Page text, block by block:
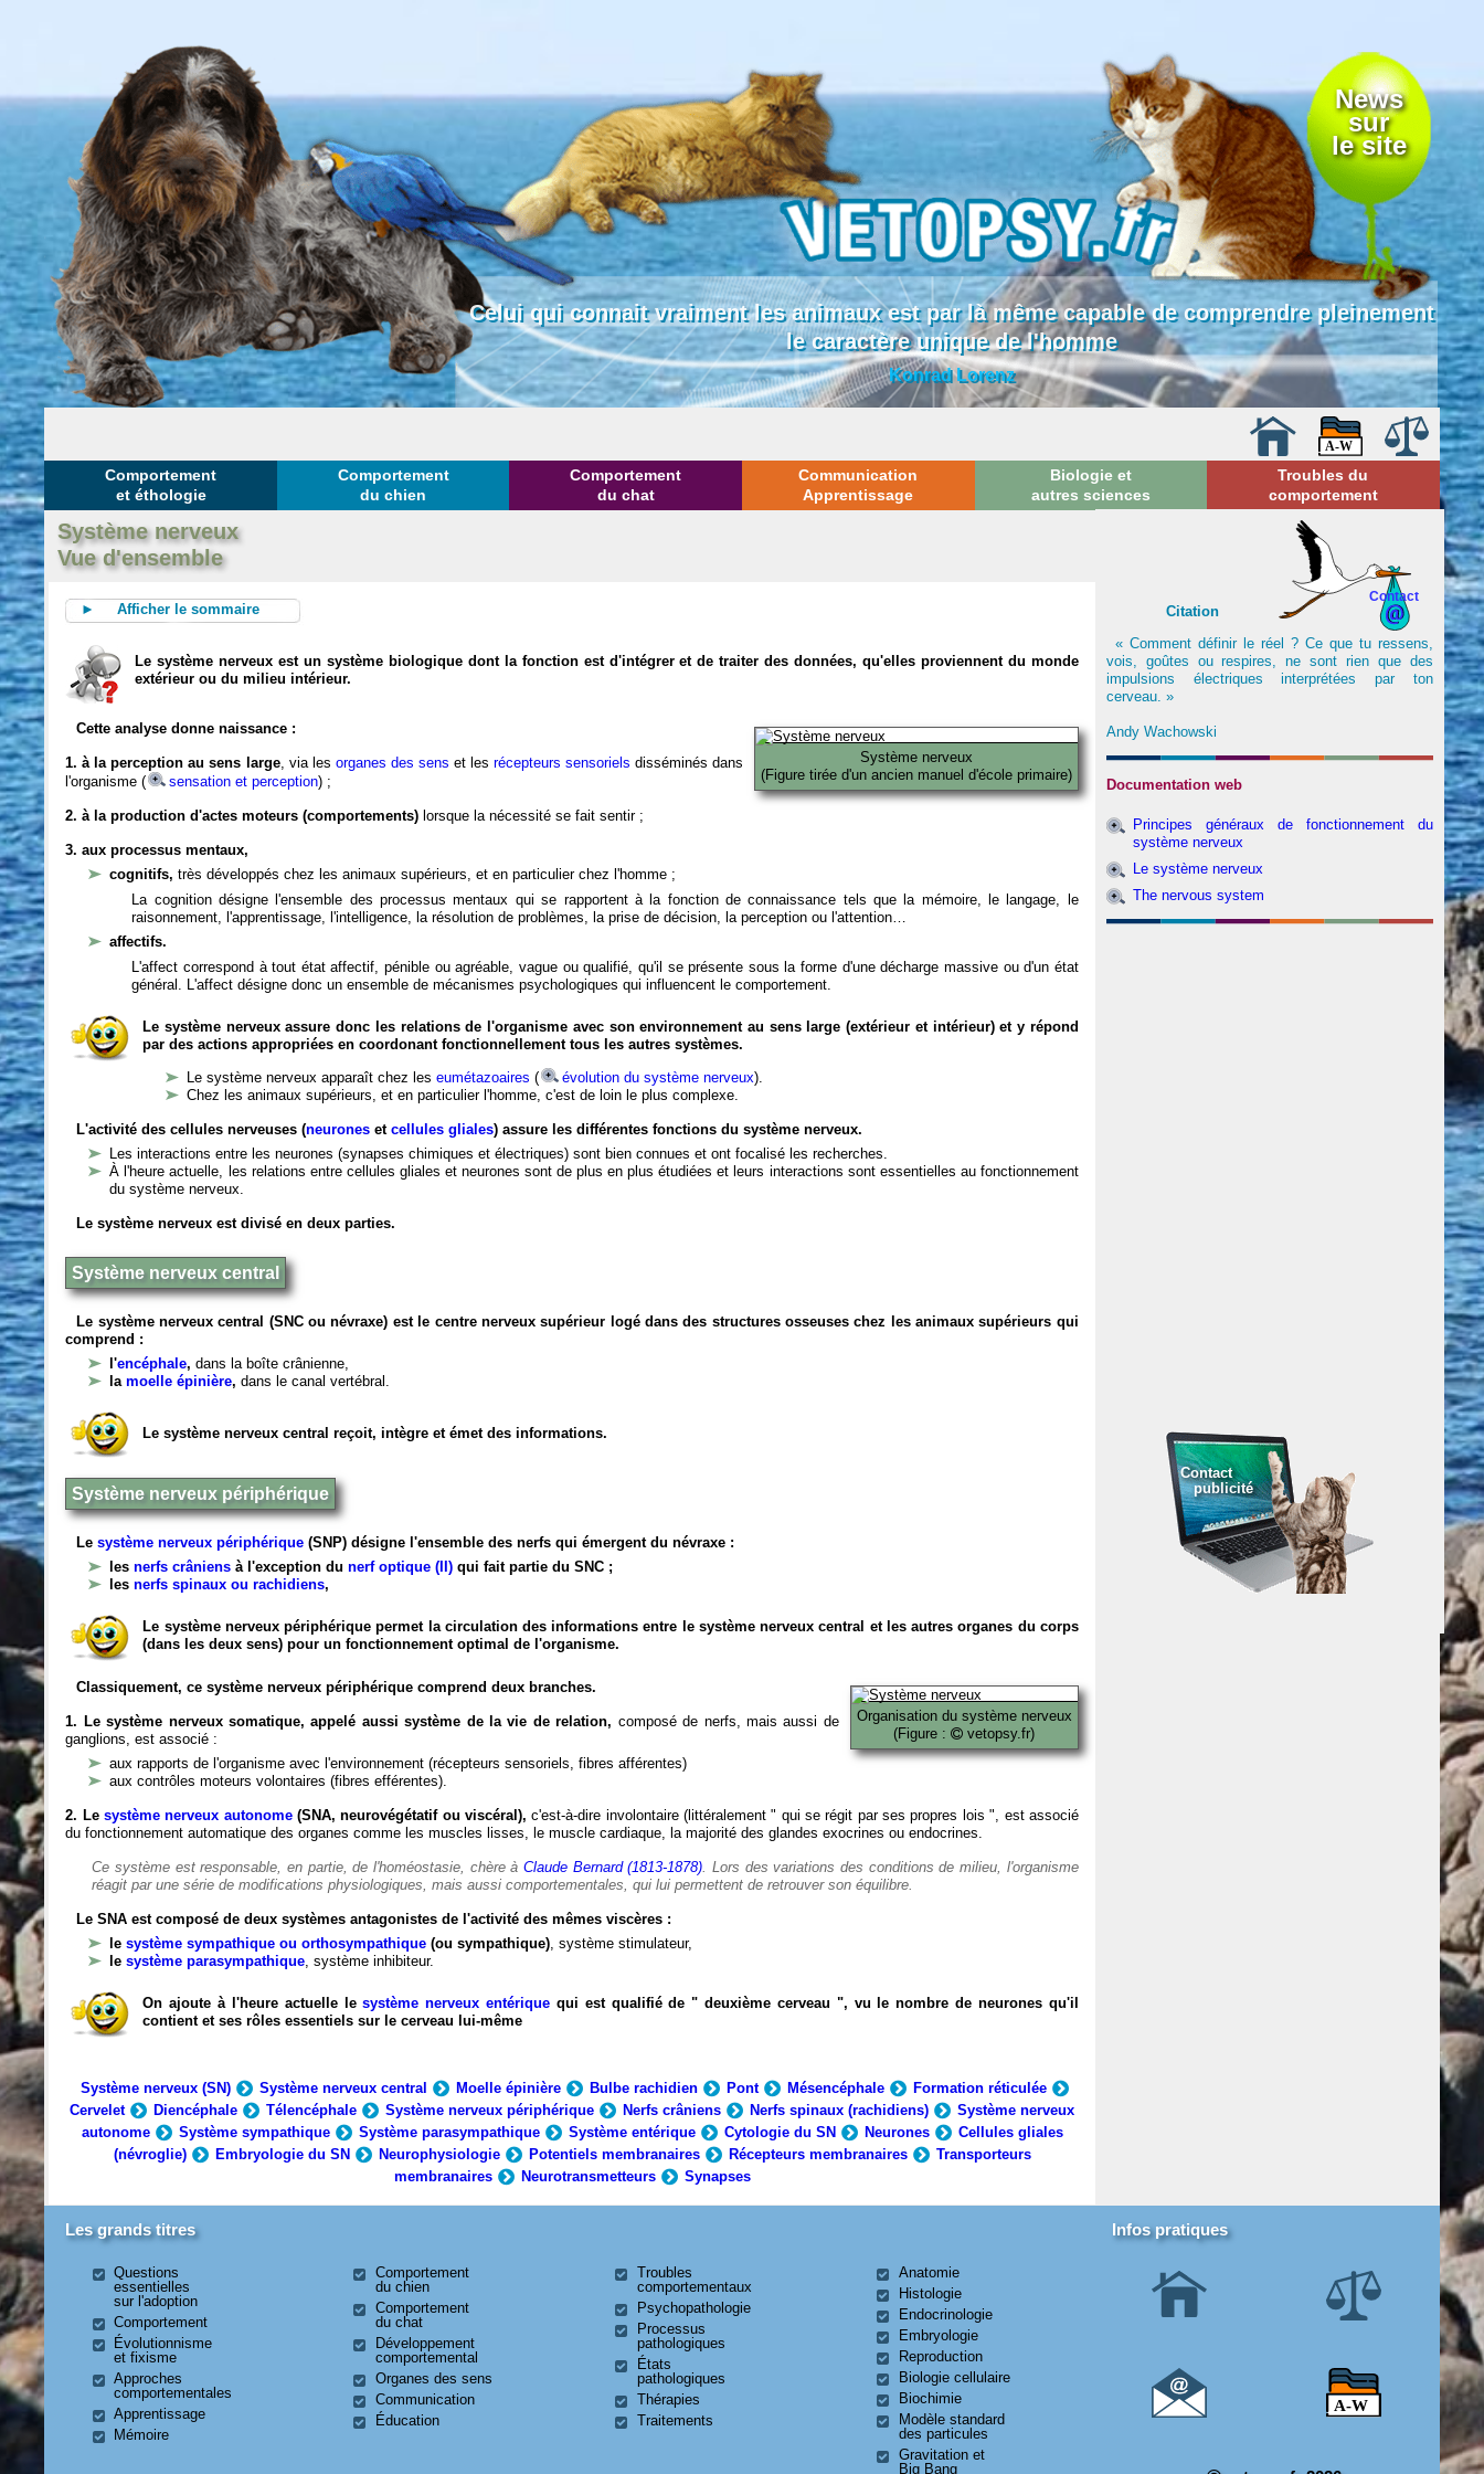
News
sur
le site
Celui qui connait vraiment les animaux est par là même capable de comprendre pleinement
le caractère unique de l'homme
Konrad Lorenz
Comportement
et éthologie
Comportement
du chien
Comportement
du chat
Communication
Apprentissage
Biologie et
autres sciences
Troubles du
comportement
Système nerveux
Vue d'ensemble
► Afficher le sommaire
Le système nerveux est un système biologique dont la fonction est d'intégrer et de traiter des données, qu'elles proviennent du monde
extérieur ou du milieu intérieur.
Système nerveux
(Figure tirée d'un ancien manuel d'école primaire)
Cette analyse donne naissance :
1. à la perception au sens large, via les organes des sens et les récepteurs sensoriels disséminés dans
l'organisme (
sensation et perception) ;
2. à la production d'actes moteurs (comportements) lorsque la nécessité se fait sentir ;
3. aux processus mentaux,
cognitifs,très développés chez les animaux supérieurs, et en particulier chez l'homme ;
La cognition désigne l'ensemble des processus mentaux qui se rapportent à la fonction de connaissance tels que la mémoire, le langage, le
raisonnement, l'apprentissage, l'intelligence, la résolution de problèmes, la prise de décision, la perception ou l'attention…
affectifs.
L'affect correspond à tout état affectif, pénible ou agréable, vague ou qualifié, qu'il se présente sous la forme d'une décharge massive ou d'un état
général. L'affect désigne donc un ensemble de mécanismes psychologiques qui influencent le comportement.
Le système nerveux assure donc les relations de l'organisme avec son environnement au sens large (extérieur et intérieur) et y répond
par des actions appropriées en coordonant fonctionnellement tous les autres systèmes.
Le système nerveux apparaît chez leseumétazoaires ( évolution du système nerveux).
Chez les animaux supérieurs, et en particulier l'homme, c'est de loin le plus complexe.
L'activité des cellules nerveuses (neurones etcellules gliales) assure les différentes fonctions du système nerveux.
Les interactions entre les neurones (synapses chimiques et électriques) sont bien connues et ont focalisé les recherches.
À l'heure actuelle, les relations entre cellules gliales et neurones sont de plus en plus étudiées et leurs interactions sont essentielles au fonctionnement
du système nerveux.
Le système nerveux est divisé en deux parties.
Système nerveux central
Le système nerveux central (SNC ou névraxe) est le centre nerveux supérieur logé dans des structures osseuses chez les animaux supérieurs qui
comprend :
l'encéphale,dans la boîte crânienne,
lamoelle épinière,dans le canal vertébral.
Le système nerveux central reçoit, intègre et émet des informations.
Système nerveux périphérique
Lesystème nerveux périphérique (SNP) désigne l'ensemble des nerfs qui émergent du névraxe :
lesnerfs crâniens à l'exception du nerf optique (II) qui fait partie du SNC ;
lesnerfs spinaux ou rachidiens,
Le système nerveux périphérique permet la circulation des informations entre le système nerveux central et les autres organes du corps
(dans les deux sens) pour un fonctionnement optimal de l'organisme.
Organisation du système nerveux
(Figure :
vetopsy.fr)
Classiquement, ce système nerveux périphérique comprend deux branches.
1. Le système nerveux somatique, appelé aussi système de la vie de relation, composé de nerfs, mais aussi de
ganglions, est associé :
aux rapports de l'organisme avec l'environnement (récepteurs sensoriels, fibres afférentes)
aux contrôles moteurs volontaires (fibres efférentes).
2. Le système nerveux autonome(SNA, neurovégétatif ou viscéral), c'est-à-dire involontaire (littéralement " qui se régit par ses propres lois ", est associé
du fonctionnement automatique des organes comme les muscles lisses, le muscle cardiaque, la majorité des glandes exocrines ou endocrines.
Ce système est responsable, en partie, de l'homéostasie, chère àClaude Bernard (1813-1878). Lors des variations des conditions de milieu, l'organisme
réagit par une série de modifications physiologiques, mais aussi comportementales, qui lui permettent de retrouver son équilibre.
Le SNA est composé de deux systèmes antagonistes de l'activité des mêmes viscères :
lesystème sympathique ou orthosympathique (ou sympathique), système stimulateur,
lesystème parasympathique, système inhibiteur.
On ajoute à l'heure actuelle lesystème nerveux entérique qui est qualifié de " deuxième cerveau ", vu le nombre de neurones qu'il
contient et ses rôles essentiels sur le cerveau lui-même
Système nerveux (SN) Système nerveux central Moelle épinière Bulbe rachidien Pont Mésencéphale
Formation réticulée
Cervelet
Diencéphale Télencéphale Système nerveux périphérique Nerfs crâniens Nerfs spinaux (rachidiens)
Système nerveux
autonome
Système sympathique Système parasympathique Système entérique Cytologie du SN Neurones
Cellules gliales
(névroglie)
Embryologie du SN Neurophysiologie Potentiels membranaires Récepteurs membranaires
Transporteurs
membranaires
Neurotransmetteurs Synapses
Contact
Citation
« Comment définir le réel ? Ce que tu ressens,
vois, goûtes ou respires, ne sont rien que des
impulsions électriques interprétées par ton
cerveau. »
Andy Wachowski
Documentation web
Principes généraux de fonctionnement du
système nerveux
Le système nerveux
The nervous system
Contact
publicité
Les grands titres
Questions
essentielles
sur l'adoption
Comportement
Évolutionnisme
et fixisme
Approches
comportementales
Apprentissage
Mémoire
Comportement
du chien
Comportement
du chat
Développement
comportemental
Organes des sens
Communication
Éducation
Troubles
comportementaux
Psychopathologie
Processus
pathologiques
États
pathologiques
Thérapies
Traitements
Anatomie
Histologie
Endocrinologie
Embryologie
Reproduction
Biologie cellulaire
Biochimie
Modèle standard
des particules
Gravitation et
Big Bang
Infos pratiques